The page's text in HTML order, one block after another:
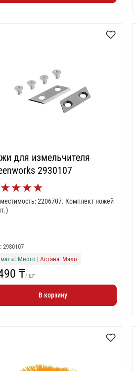
для измельчителя
2930107
★★★★
2206707. Комплект ножей
2930107
Много |Астана: Мало
₸/ шт
В корзину